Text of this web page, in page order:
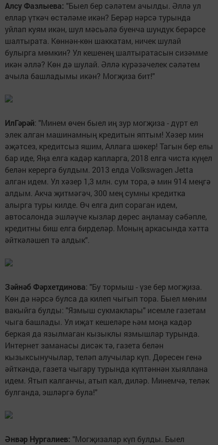
Алсу Фазлыева: "Быел бер сәләтем ачылды. Әллә ул
еллар үткәч өстәләме икән? Берәр нәрсә турында
уйлап куям икән, шул мәсьәлә буенча шундук берәрсе
шалтырата. Көннән-көн шаккатам, ничек шулай
булырга мөмкин? Ул кешенең шалтыратасын сизәмме
икән әллә? Көн дә шулай. Әллә күрәзәчелек сәләтем
ачыла башладымы икән? Могҗиза бит!"
ИлГәрәй: "Минем өчен быел иң зур могҗиза - дүрт ел
элек алган машинамның кредитын яптым! Хәзер мин
әҗәтсез, кредитсыз яшим, Аллага шөкер! Тагын бер елы
бар иде, Яңа елга кадәр капларга, 2018 елга чиста күңел
белән керергә булдым. 2013 елда Volkswagen Jetta
алган идем. Ул хәзер 1,3 млн. сум тора, ә мин 914 меңгә
алдым. Акча җитмәгәч, 300 мең сумны кредитка
алырга туры килде. Өч елга дип сораган идем,
автосалонда эшләүче кызлар дөрес аңламау сәбәпле,
кредитны биш елга бирделәр. Моның аркасында хәтта
әйткәләшеп тә алдык".
Зәйнәб Фәрхетдинова: "Бу тормыш - үзе бер могҗиза.
Көн дә нәрсә булса да килеп чыгып тора. Быел мөһим
вакыйга булды: "Язмыш сукмаклары" исемле газетам
чыга башлады. Ул иҗат кешеләре һәм моңа кадәр
беркая да язылмаган кызыклы язмышлар турында.
Интернет заманасы дисәк тә, газета белән
кызыксынучылар, теләп алучылар күп. Дөресен генә
әйткәндә, газета чыгару турында күптәннән хыяллана
идем. Ятып калганчы, атып кал, диләр. Минемчә, теләк
булганда, эшләргә була!"
Әнвәр Нургалиев: "Могҗизалар күп булды. Быел